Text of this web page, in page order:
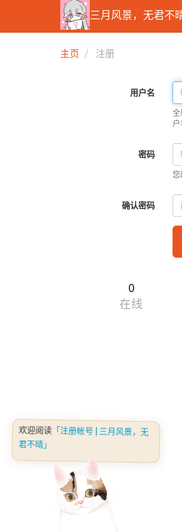
三月风景，无君不
主页 注册
用户名
全
户
密码
您
确认密码
0
在线
欢迎阅读「注册帐号 | 三月风景，无
君不晴」